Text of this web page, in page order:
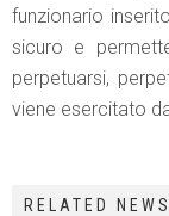
funzionario
sicuro e
perpetuarsi,
viene esercitato
RELATED NEWS